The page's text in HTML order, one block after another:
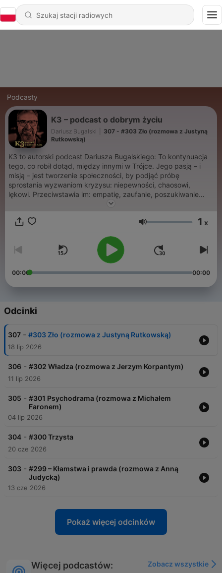
Podcasty
K3 – podcast o dobrym życiu
Dariusz Bugalski
307 - #303 Zło (rozmowa z Justyną
Rutkowską)
K3 to autorski podcast Dariusza Bugalskiego: To kontynuacja
tego, co robił dotąd, między innymi w Trójce. Jego pasją – i
misją – jest tworzenie społeczności, by podjąć próbę
sprostania wyzwaniom kryzysu: niepewności, chaosowi,
lękowi. Przeciwstawia im: empatię, zaufanie, poszukiwanie
Głośność 1 x
00:00 00:00
Odcinki
307 - #303 Zło (rozmowa z Justyną Rutkowską)
18 lip 2026
306 - #302 Władza (rozmowa z Jerzym Korpantym)
11 lip 2026
305 - #301 Psychodrama (rozmowa z Michałem
Faronem)
04 lip 2026
304 - #300 Trzysta
20 cze 2026
303 - #299 – Kłamstwa i prawda (rozmowa z Anną
Judycką)
13 cze 2026
Pokaż więcej odcinków
Więcej podcastów:
Zobacz wszystkie